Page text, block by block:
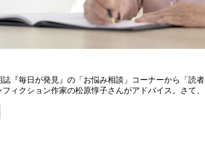
『毎日が発見』の「お悩み相談」コーナーから「読
ィクション作家の松原惇子さんがアドバイス。さて